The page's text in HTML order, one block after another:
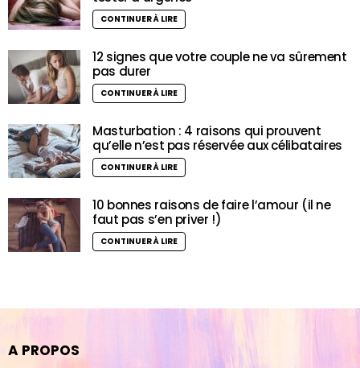
CONTINUER À LIRE
12 signes que votre couple ne va sûrement
pas durer
CONTINUER À LIRE
Masturbation : 4 raisons qui prouvent
qu’elle n’est pas réservée aux célibataires
CONTINUER À LIRE
10 bonnes raisons de faire l’amour (il ne
faut pas s’en priver !)
CONTINUER À LIRE
A PROPOS